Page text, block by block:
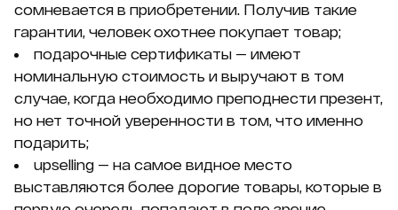
сомневается в приобретении. Получив такие
гарантии, человек охотнее покупает товар;
подарочные сертификаты — имеют
номинальную стоимость и выручают в том
случае, когда необходимо преподнести презент,
но нет точной уверенности в том, что именно
подарить;
upselling — на самое видное место
выставляются более дорогие товары, которые в